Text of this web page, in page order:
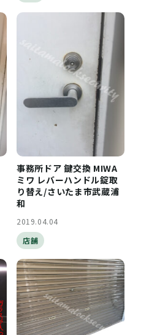
事務所ドア 鍵交換 MIWA
ミワ レバーハンドル錠取
り替え/さいたま市武蔵浦
和
2019.04.04
店舗